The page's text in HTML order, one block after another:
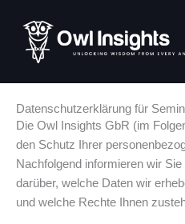
Inhalt
springen
Datenschutzerklärung für
Die Owl Insights GbR (im
den Schutz Ihrer
Nachfolgend informieren wir
darüber, welche Daten wir
und welche Rechte Ihnen